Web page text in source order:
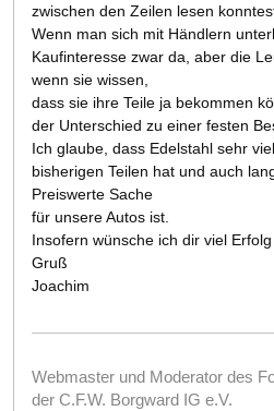
zwischen den Zeilen lesen
Wenn man sich mit Händlern
Kaufinteresse zwar da, aber die
wenn sie wissen,
dass sie ihre Teile ja bekommen
der Unterschied zu einer festen
Ich glaube, dass Edelstahl sehr
bisherigen Teilen hat und auch
Preiswerte Sache
für unsere Autos ist.
Insofern wünsche ich dir viel
Gruß
Joachim
Webmaster und Moderator des
der C.F.W. Borgward IG e.V.